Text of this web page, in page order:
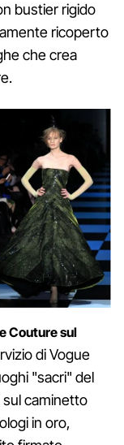
bustier rigido
ricoperto
che crea
Couture sul
di Vogue
"sacri" del
sul caminetto
in oro,